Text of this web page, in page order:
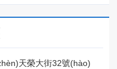
天榮大街32號(hào)